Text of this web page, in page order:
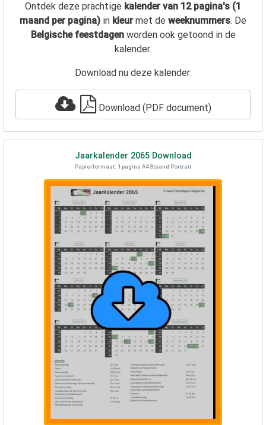
Ontdek deze prachtige kalender van 12 pagina's (1
maand per pagina) in kleurmet de weeknummers. De
Belgische feestdagenworden ook getoond in de
kalender.
Download nu deze kalender:
Download (PDF document)
Jaarkalender 2065Download
Papierformaat: 1 pagina A4 Staand Portrait